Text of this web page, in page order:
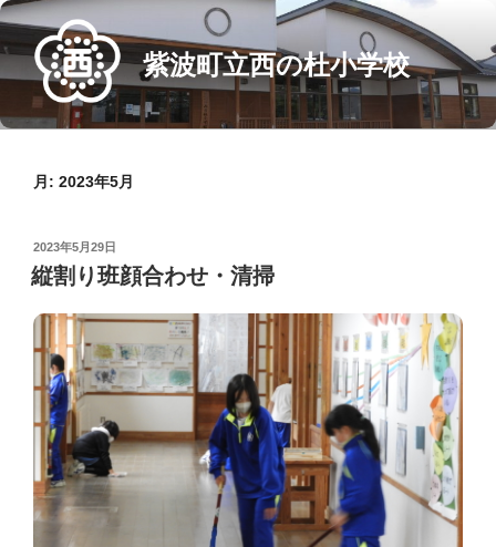
Skip
content
紫波町立西の杜小学校
月: 2023年5月
POSTED
ON
2023年5月29日
縦割り班顔合わせ・清掃